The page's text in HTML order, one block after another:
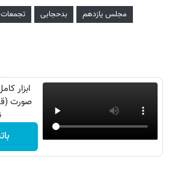
مجلس یازدهم بدحجابی
ابزار
صورت